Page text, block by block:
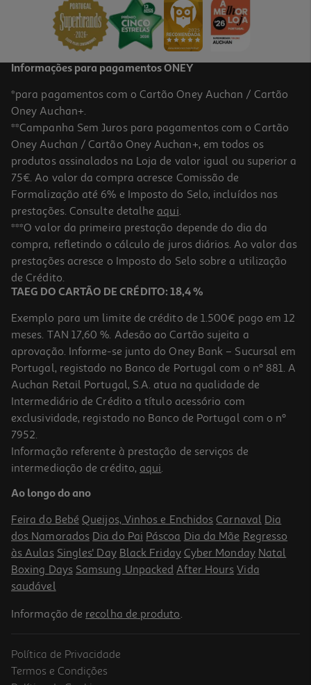
35,82 €
-20%
Suplemento Biomemoria Ampolas
31.35 €/un
Price reduced from
39,19 €to
31,35 €
Promoção
-25%
Suplemento Cerebrum Forte Shot 8 Ampolas
1.99 €/un
15,94 €
Promoção
-25%
Informações para pagamentos ONEY
*para pagamentos com o Cartão Oney Auchan / Cartão
Oney Auchan+.
**Campanha Sem Juros para pagamentos com o Cartão
Oney Auchan / Cartão Oney Auchan+, em todos os
produtos assinalados na Loja de valor igual ou superior a
75€. Ao valor da compra acresce Comissão de
Formalização até 6% e Imposto do Selo, incluídos nas
prestações. Consulte detalhe aqui.
***O valor da primeira prestação depende do dia da
compra, refletindo o cálculo de juros diários. Ao valor das
prestações acresce o Imposto do Selo sobre a utilização
de Crédito.
TAEG DO CARTÃO DE CRÉDITO: 18,4 %
Exemplo para um limite de crédito de 1.500€ pago em 12
meses. TAN 17,60 %. Adesão ao Cartão sujeita a
aprovação. Informe-se junto do Oney Bank – Sucursal em
Portugal, registado no Banco de Portugal com o nº 881. A
Auchan Retail Portugal, S.A. atua na qualidade de
Intermediário de Crédito a título acessório com
exclusividade, registado no Banco de Portugal com o nº
7952.
Informação referente à prestação de serviços de
intermediação de crédito, aqui.
Ao longo do ano
Feira do Bebé Queijos, Vinhos e Enchidos Carnaval Dia
dos Namorados Dia do Pai Páscoa Dia da Mãe Regresso
às Aulas Singles' Day Black Friday Cyber Monday Natal
Boxing Days Samsung Unpacked After Hours Vida
saudável
Informação de recolha de produto.
Política de Privacidade
Termos e Condições